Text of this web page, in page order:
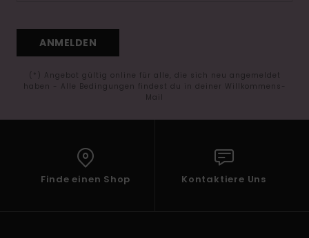
ANMELDEN
(*) Angebot gültig online für alle, die sich neu angemeldet
haben - Alle Bedingungen findest du in deiner Willkommens-
Mail
Finde einen Shop Kontaktiere Uns